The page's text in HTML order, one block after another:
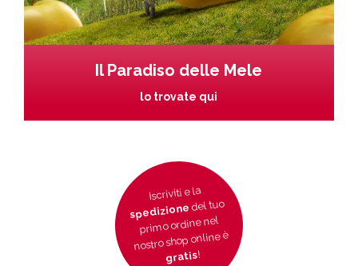
Il Paradiso delle Mele
lo trovate qui
Iscriviti e la
spedizionedel tuo
primo ordine nel
nostro shop online è
gratis!